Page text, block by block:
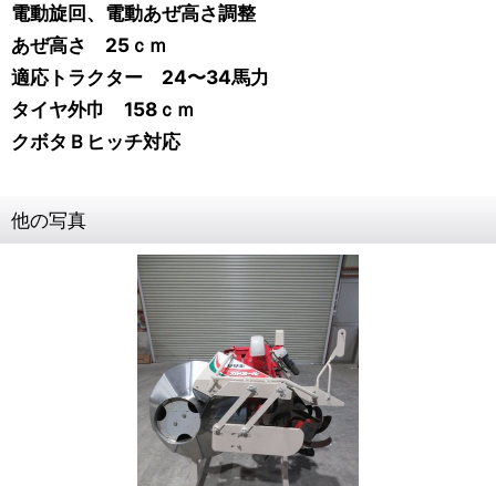
電動旋回、電動あぜ高さ調整
あぜ高さ 25ｃｍ
適応トラクター 24〜34馬力
タイヤ外巾 158ｃｍ
クボタ Ｂヒッチ対応
他の写真